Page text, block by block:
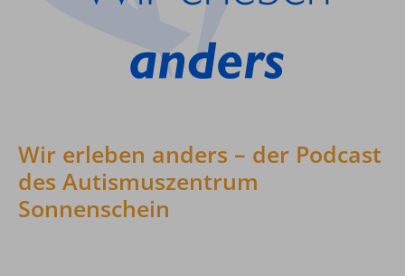
Wir erleben anders – der Podcast
des Autismuszentrum
Sonnenschein